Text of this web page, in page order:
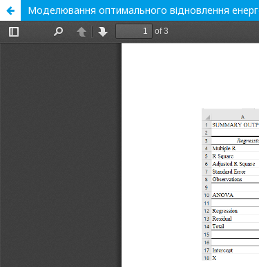
Моделювання оптимального відновлення